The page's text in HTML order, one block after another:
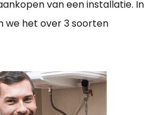
van een installatie. In
we het over 3 soorten